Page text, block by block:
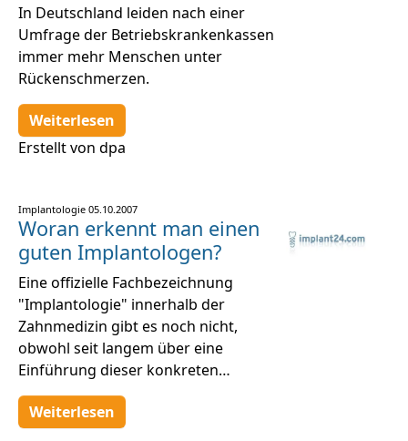
In Deutschland leiden nach einer
Umfrage der Betriebskrankenkassen
immer mehr Menschen unter
Rückenschmerzen.
Weiterlesen
Erstellt von dpa
Implantologie 05.10.2007
Woran erkennt man einen
guten Implantologen?
Eine offizielle Fachbezeichnung
"Implantologie" innerhalb der
Zahnmedizin gibt es noch nicht,
obwohl seit langem über eine
Einführung dieser konkreten…
Weiterlesen